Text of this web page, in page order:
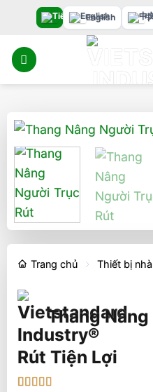
nội
dung
English
Trang chủ Thiết bị
Thang Nâng
Rút Tiện Lợi